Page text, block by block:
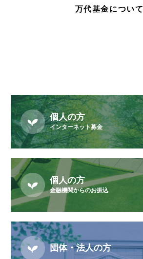
詳細はこちら
万代基金について
個人の方
インターネット募金
個人の方
金融機関からのお振込
団体・法人の方